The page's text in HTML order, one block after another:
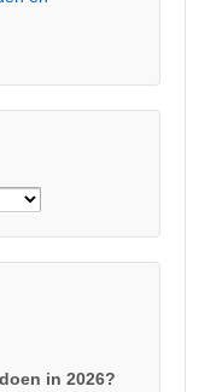
in 2026?